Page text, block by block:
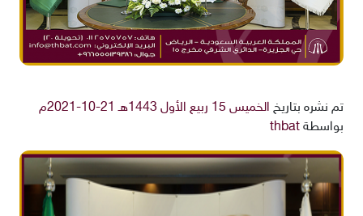
تم نشره بتاريخ الخميس 15 ربيع الأول 1443هـ 21-10-2021م
بواسطة thbat